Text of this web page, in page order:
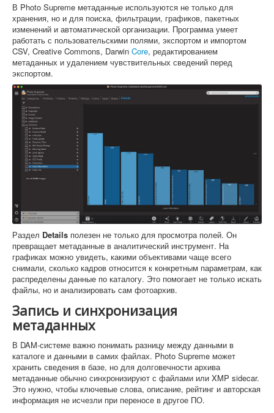
В Photo Supreme метаданные используются не только для
хранения, но и для поиска, фильтрации, графиков, пакетных
изменений и автоматической организации. Программа умеет
работать с пользовательскими полями, экспортом и импортом
CSV, Creative Commons, Darwin Core, редактированием
метаданных и удалением чувствительных сведений перед
экспортом.
Раздел Details полезен не только для просмотра полей. Он
превращает метаданные в аналитический инструмент. На
графиках можно увидеть, какими объективами чаще всего
снимали, сколько кадров относится к конкретным параметрам, как
распределены данные по каталогу. Это помогает не только искать
файлы, но и анализировать сам фотоархив.
Запись и синхронизация
метаданных
В DAM-системе важно понимать разницу между данными в
каталоге и данными в самих файлах. Photo Supreme может
хранить сведения в базе, но для долговечности архива
метаданные обычно синхронизируют с файлами или XMP sidecar.
Это нужно, чтобы ключевые слова, описание, рейтинг и авторская
информация не исчезли при переносе в другое ПО.